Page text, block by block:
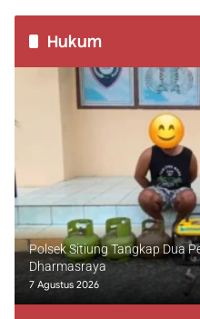
Hukum
Polsek Sitiung Tangkap Dua
Dharmasraya
7 Agustus 2026